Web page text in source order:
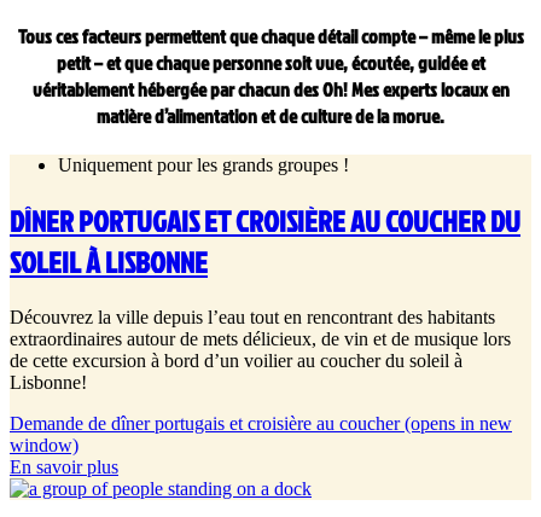
Tous ces facteurs permettent que chaque détail compte – même le plus
petit – et que chaque personne soit vue, écoutée, guidée et
véritablement hébergée par chacun des Oh! Mes experts locaux en
matière d’alimentation et de culture de la morue.
Uniquement pour les grands groupes !
DÎNER PORTUGAIS ET CROISIÈRE AU COUCHER DU
SOLEIL À LISBONNE
Découvrez la ville depuis l’eau tout en rencontrant des habitants
extraordinaires autour de mets délicieux, de vin et de musique lors
de cette excursion à bord d’un voilier au coucher du soleil à
Lisbonne!
Demande de dîner portugais et croisière au coucher(opens in new
window)
En savoir plus